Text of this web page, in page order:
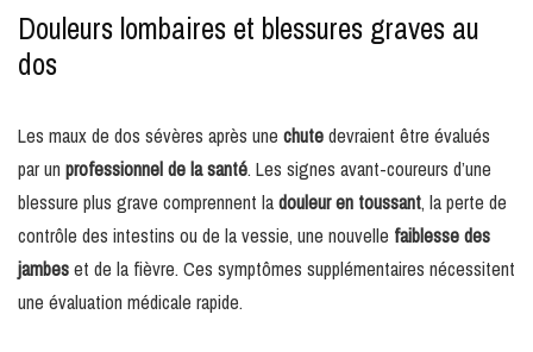
Douleurs lombaires et blessures graves au
dos
Les maux de dos sévères après une chutedevraient être évalués
par un professionnel de la santé. Les signes avant-coureurs d’une
blessure plus grave comprennent ladouleur en toussant, la perte de
contrôle des intestins ou de la vessie, une nouvelle faiblesse des
jambeset de la fièvre. Ces symptômes supplémentaires nécessitent
une évaluation médicale rapide.